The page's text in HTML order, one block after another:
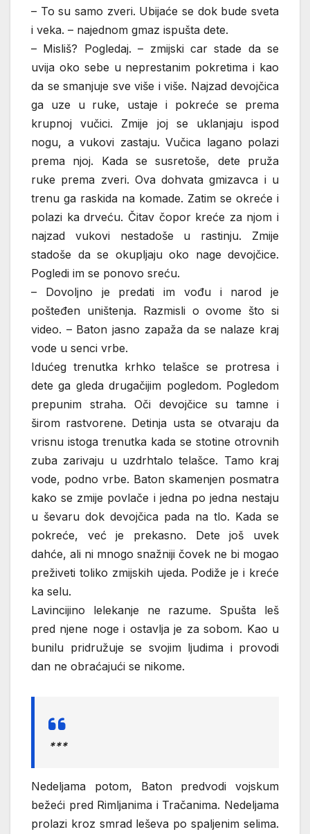
– To su samo zveri. Ubijaće se dok bude sveta
i veka. – najednom gmaz ispušta dete.
– Misliš? Pogledaj. – zmijski car stade da se
uvija oko sebe u neprestanim pokretima i kao
da se smanjuje sve više i više. Najzad devojčica
ga uze u ruke, ustaje i pokreće se prema
krupnoj vučici. Zmije joj se uklanjaju ispod
nogu, a vukovi zastaju. Vučica lagano polazi
prema njoj. Kada se susretoše, dete pruža
ruke prema zveri. Ova dohvata gmizavca i u
trenu ga raskida na komade. Zatim se okreće i
polazi ka drveću. Čitav čopor kreće za njom i
najzad vukovi nestadoše u rastinju. Zmije
stadoše da se okupljaju oko nage devojčice.
Pogledi im se ponovo sreću.
– Dovoljno je predati im vođu i narod je
pošteđen uništenja. Razmisli o ovome što si
video. – Baton jasno zapaža da se nalaze kraj
vode u senci vrbe.
Idućeg trenutka krhko telašce se protresa i
dete ga gleda drugačijim pogledom. Pogledom
prepunim straha. Oči devojčice su tamne i
širom rastvorene. Detinja usta se otvaraju da
vrisnu istoga trenutka kada se stotine otrovnih
zuba zarivaju u uzdrhtalo telašce. Tamo kraj
vode, podno vrbe. Baton skamenjen posmatra
kako se zmije povlače i jedna po jedna nestaju
u ševaru dok devojčica pada na tlo. Kada se
pokreće, već je prekasno. Dete još uvek
dahće, ali ni mnogo snažniji čovek ne bi mogao
preživeti toliko zmijskih ujeda. Podiže je i kreće
ka selu.
Lavincijino lelekanje ne razume. Spušta leš
pred njene noge i ostavlja je za sobom. Kao u
bunilu pridružuje se svojim ljudima i provodi
dan ne obraćajući se nikome.
***
Nedeljama potom, Baton predvodi vojskum
bežeći pred Rimljanima i Tračanima. Nedeljama
prolazi kroz smrad leševa po spaljenim selima.